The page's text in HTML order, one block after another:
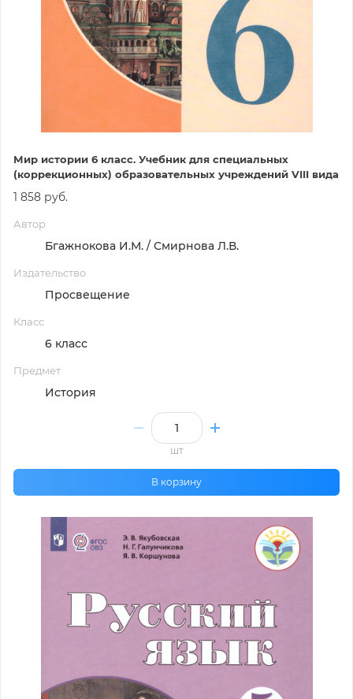
Мир истории 6 класс. Учебник для специальных
(коррекционных) образовательных учреждений VIII вида
1 858 руб.
Автор
Бгажнокова И.М. / Смирнова Л.В.
Издательство
Просвещение
Класс
6 класс
Предмет
История
шт
В корзину